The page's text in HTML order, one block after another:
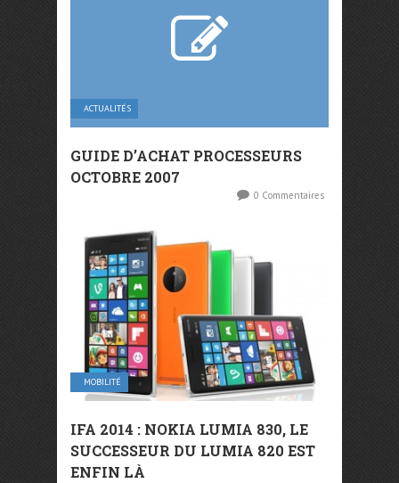
ACTUALITÉS
GUIDE D’ACHAT PROCESSEURS
OCTOBRE 2007
0 Commentaires
MOBILITÉ
IFA 2014 : NOKIA LUMIA 830, LE
SUCCESSEUR DU LUMIA 820 EST
ENFIN LÀ